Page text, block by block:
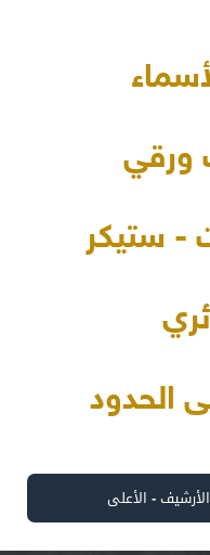
ورقي
- ستيكر
الحدود
الأرشيف- الأعلى